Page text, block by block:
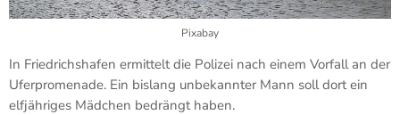
Pixabay
In Friedrichshafen ermittelt die Polizei nach einem Vorfall an der
Uferpromenade. Ein bislang unbekannter Mann soll dort ein
elfjähriges Mädchen bedrängt haben.